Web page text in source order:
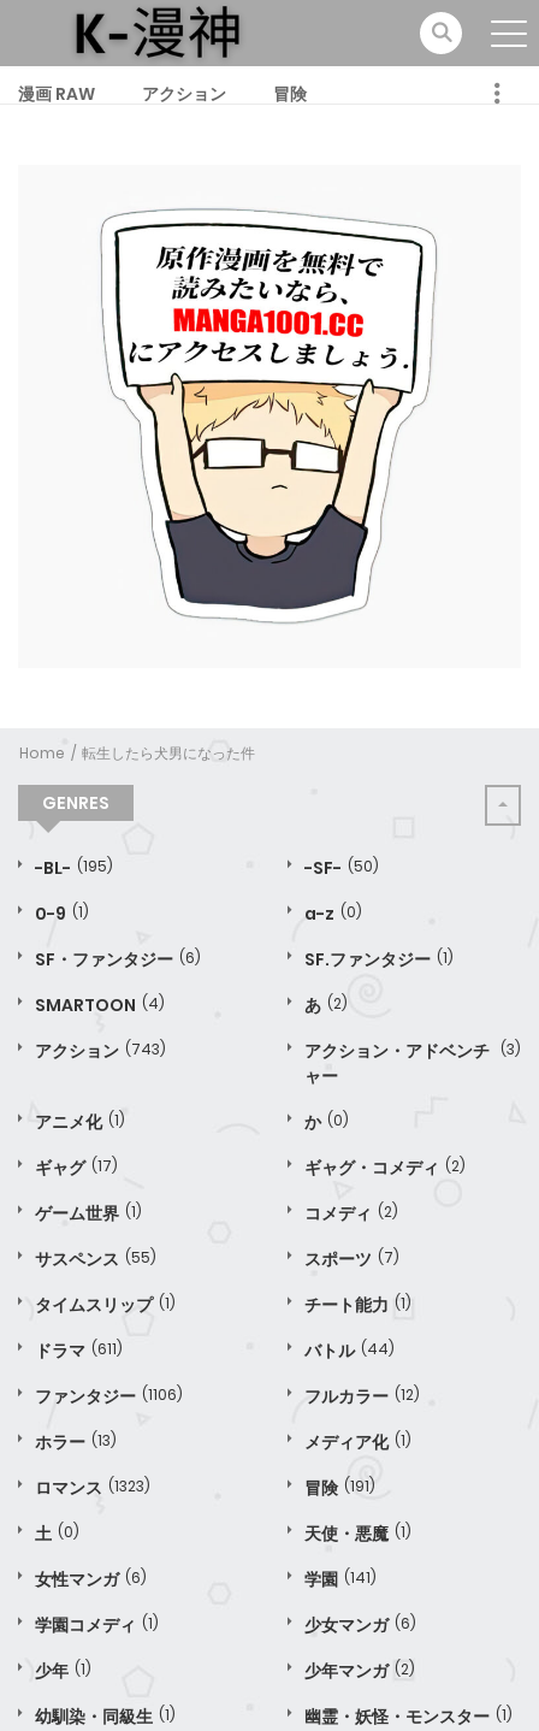
漫画 RAW アクション 冒険
Home 転生したら犬男になった件
GENRES
-BL- (195) -SF- (50)
0-9 (1) a-z (0)
SF・ファンタジー (6) SF.ファンタジー (1)
SMARTOON (4) あ (2)
アクション (743)
アクション・アドベンチ
ャー
(3)
アニメ化 (1) か (0)
ギャグ (17) ギャグ・コメディ (2)
ゲーム世界 (1) コメディ (2)
サスペンス (55) スポーツ (7)
タイムスリップ (1) チート能力 (1)
ドラマ (611) バトル (44)
ファンタジー (1106) フルカラー (12)
ホラー (13) メディア化 (1)
ロマンス (1323) 冒険 (191)
土 (0) 天使・悪魔 (1)
女性マンガ (6) 学園 (141)
学園コメディ (1) 少女マンガ (6)
少年 (1) 少年マンガ (2)
幼馴染・同級生 (1) 幽霊・妖怪・モンスター (1)